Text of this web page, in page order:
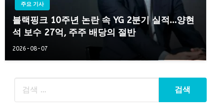
주요 기사
블랙핑크 10주년 논란 속 YG 2분기 실적…양현
석 보수 27억, 주주 배당의 절반
2026-08-07